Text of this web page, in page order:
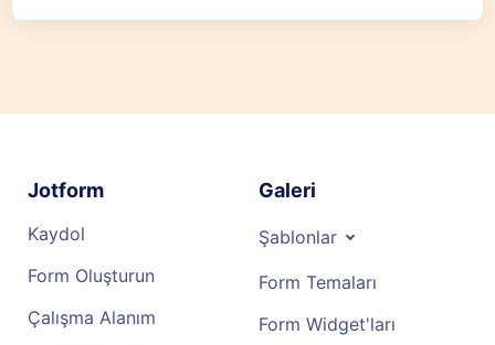
Jotform
Kaydol
Form Oluşturun
Çalışma Alanım
Galeri
Şablonlar
Form Temaları
Form Widget'ları